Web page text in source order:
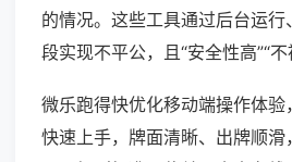
的情况。这些工具通过后台运
段实现不平公，且“安全性高”“不
微乐跑得快优化移动端操作体
快速上手，牌面清晰、出牌顺